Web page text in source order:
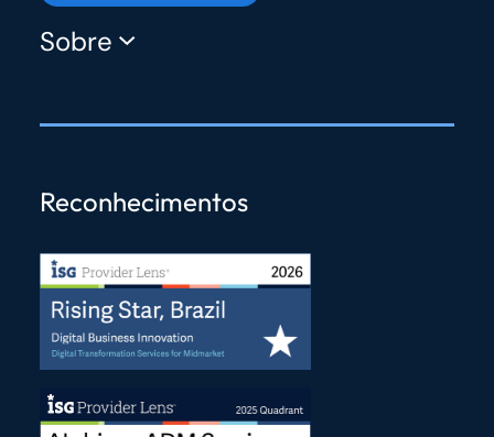
Sobre
Reconhecimentos